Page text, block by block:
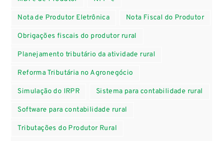
Nota de Produtor Eletrônica Nota Fiscal do Produtor
Obrigações fiscais do produtor rural
Planejamento tributário da atividade rural
Reforma Tributária no Agronegócio
Simulação do IRPR Sistema para contabilidade rural
Software para contabilidade rural
Tributações do Produtor Rural